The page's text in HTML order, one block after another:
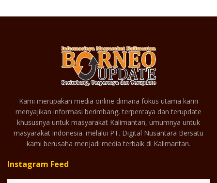
Kami merupakan media online dimana fokus utama kami
menyajikan informasi berimbang, terpercaya dan terupdate
khususnya untuk masyarakat Kalimantan, umumnya untuk
masyarakat indonesia. melalui PT. Digital Nusantara Bersatu
kami berusaha menjadi media terbaik di Kalimantan.
Instagram Feed